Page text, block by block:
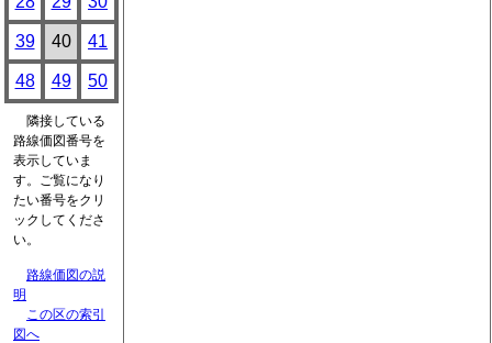
39 40 41
48 49 50
隣接している
路線価図番号を
表示していま
す。ご覧になり
たい番号をクリ
ックしてくださ
い。
路線価図の説
明
この区の索引
図へ